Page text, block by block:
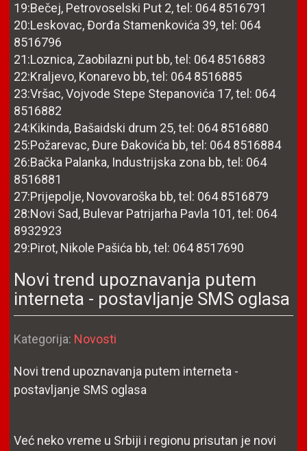
19:Bečej, Petrovoselski Put 2, tel: 064 8516791
20:Leskovac, Đorđa Stamenkovića 39, tel: 064
8516796
21:Loznica, Zaobilazni put bb, tel: 064 8516883
22:Kraljevo, Konarevo bb, tel: 064 8516885
23:Vršac, Vojvode Stepe Stepanovića 17, tel: 064
8516882
24:Kikinda, Bašaidski drum 25, tel: 064 8516880
25:Požarevac, Đure Đakovića bb, tel: 064 8516884
26:Bačka Palanka, Industrijska zona bb, tel: 064
8516881
27:Prijepolje, Novovaroška bb, tel: 064 8516879
28:Novi Sad, Bulevar Patrijarha Pavla 101, tel: 064
8932923
29:Pirot, Nikole Pašića bb, tel: 064 8517690
Novi trend upoznavanja putem
interneta - postavljanje SMS oglasa
Detalji
Kategorija: Novosti
Novi trend upoznavanja putem interneta -
postavljanje SMS oglasa
Već neko vreme u Srbiji i regionu prisutan je novi